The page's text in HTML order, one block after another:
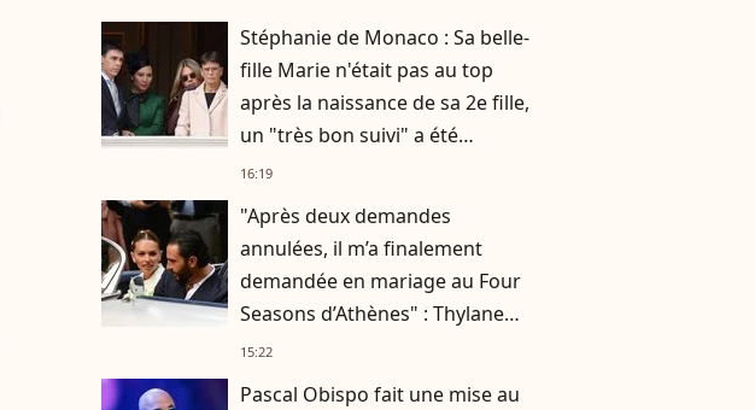
Stéphanie de Monaco : Sa belle-
fille Marie n'était pas au top
après la naissance de sa 2e fille,
un "très bon suivi" a été
nécessaire
16:19
"Après deux demandes
annulées, il m’a finalement
demandée en mariage au Four
Seasons d’Athènes" : Thylane
Blondeau raconte ses
15:22
Pascal Obispo fait une mise au